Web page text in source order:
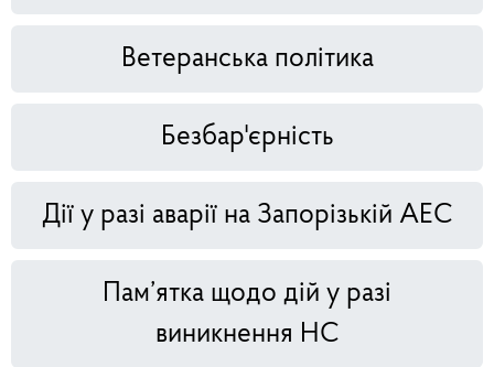
Ветеранська політика
Безбар'єрність
Дії у разі аварії на Запорізькій АЕС
Пам’ятка щодо дій у разі
виникнення НС